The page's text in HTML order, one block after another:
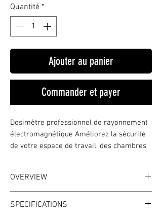
Quantité *
Ajouter au panier
Commander et payer
Dosimètre professionnel de rayonnement
électromagnétique Améliorez la sécurité
de votre espace de travail, des chambres
portable de pointe est conçu pour
surveiller et protéger contre l'exposition
aux rayonnements nocifs, un point
OVERVIEW
The MASTFUYI FY8812 is a portable
SPECIFICATIONS